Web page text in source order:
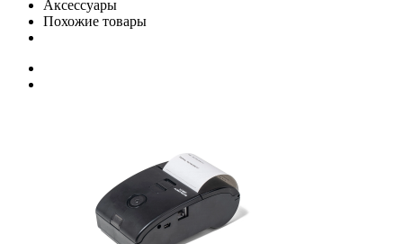
Аксессуары
Похожие товары